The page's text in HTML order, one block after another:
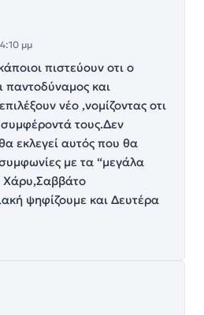
μμ
πιστεύουν οτι ο
παντοδύναμος και
νέο ,νομίζοντας οτι
τους.Δεν
εκλεγεί αυτός που θα
συμφωνίες με τα “μεγάλα
Χάρυ,Σαββάτο
ψηφίζουμε και Δευτέρα